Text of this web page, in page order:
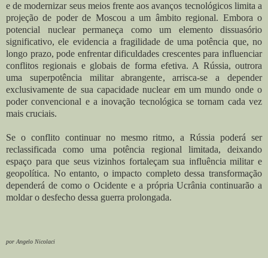
e de modernizar seus meios frente aos avanços tecnológicos limita a
projeção de poder de Moscou a um âmbito regional. Embora o
potencial nuclear permaneça como um elemento dissuasório
significativo, ele evidencia a fragilidade de uma potência que, no
longo prazo, pode enfrentar dificuldades crescentes para influenciar
conflitos regionais e globais de forma efetiva. A Rússia, outrora
uma superpotência militar abrangente, arrisca-se a depender
exclusivamente de sua capacidade nuclear em um mundo onde o
poder convencional e a inovação tecnológica se tornam cada vez
mais cruciais.
Se o conflito continuar no mesmo ritmo, a Rússia poderá ser
reclassificada como uma potência regional limitada, deixando
espaço para que seus vizinhos fortaleçam sua influência militar e
geopolítica. No entanto, o impacto completo dessa transformação
dependerá de como o Ocidente e a própria Ucrânia continuarão a
moldar o desfecho dessa guerra prolongada.
por Angelo Nicolaci